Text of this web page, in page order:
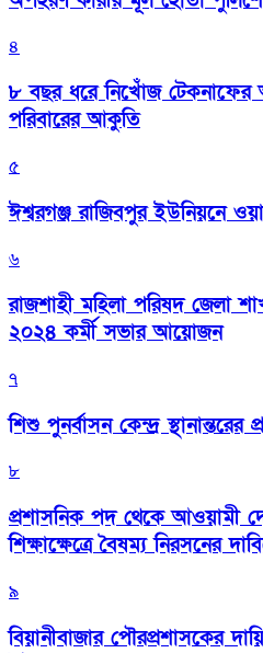
৪
৮ বছর ধরে নিখোঁজ টেকনাফের
পরিবারের আকুতি
৫
ঈশ্বরগঞ্জ রাজিবপুর ইউনিয়নে
৬
রাজশাহী মহিলা পরিষদ জেলা
২০২৪ কর্মী সভার আয়োজন
৭
শিশু পুনর্বাসন কেন্দ্র স্থানান্তরের
৮
প্রশাসনিক পদ থেকে আওয়ামী
শিক্ষাক্ষেত্রে বৈষম্য নিরসনের
৯
বিয়ানীবাজার পৌরপ্রশাসকের